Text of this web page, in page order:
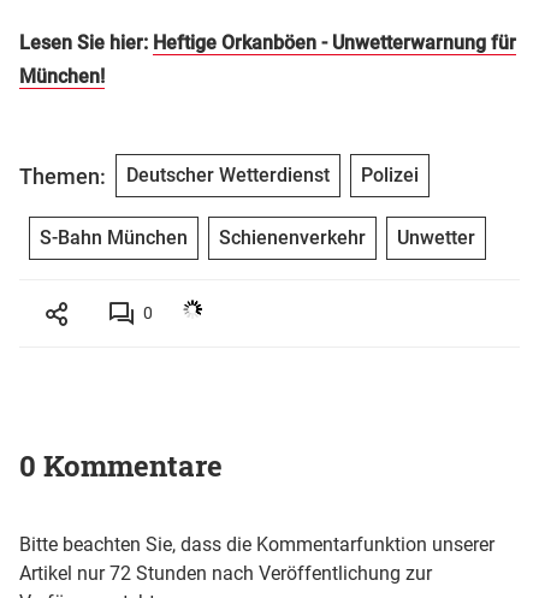
Lesen Sie hier: Heftige Orkanböen - Unwetterwarnung für
München!
Themen: Deutscher Wetterdienst Polizei
S-Bahn München Schienenverkehr Unwetter
0
0 Kommentare
Bitte beachten Sie, dass die Kommentarfunktion unserer
Artikel nur 72 Stunden nach Veröffentlichung zur